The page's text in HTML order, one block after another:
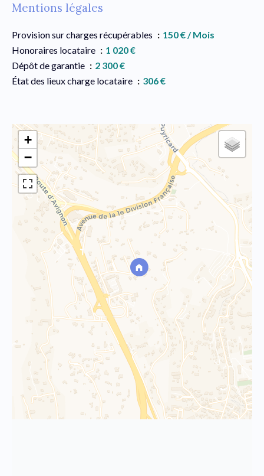
Mentions légales
Provision sur charges récupérables
150 € / Mois
Honoraires locataire
1 020 €
Dépôt de garantie
2 300 €
État des lieux charge locataire
306 €
+
−